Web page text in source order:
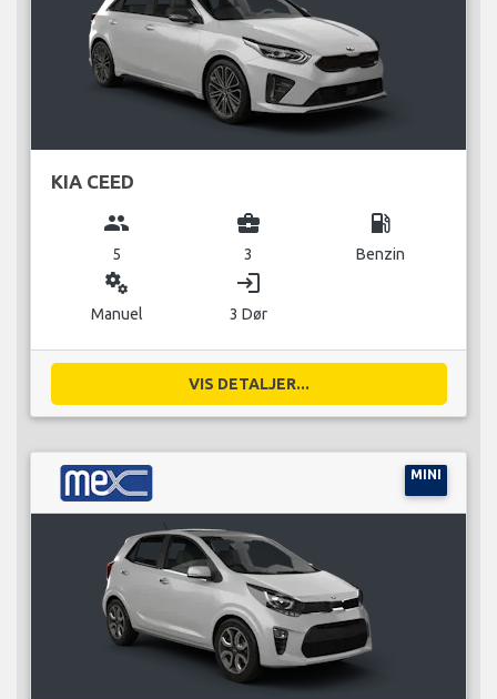
KIA CEED
group
5
business_center
3
local_gas_station
Benzin
miscellaneous_services
Manuel
login
3 Dør
VIS DETALJER...
MINI